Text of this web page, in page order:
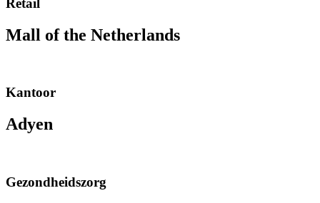
Retail
Mall of the Netherlands
Kantoor
Adyen
Gezondheidszorg